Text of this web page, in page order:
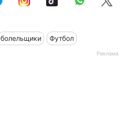
болельщики Футбол